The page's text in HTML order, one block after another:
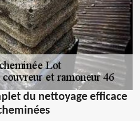
du nettoyage efficace